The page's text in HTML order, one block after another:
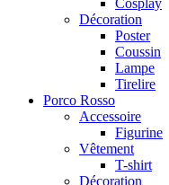
Cosplay
Décoration
Poster
Coussin
Lampe
Tirelire
Porco Rosso
Accessoire
Figurine
Vêtement
T-shirt
Décoration